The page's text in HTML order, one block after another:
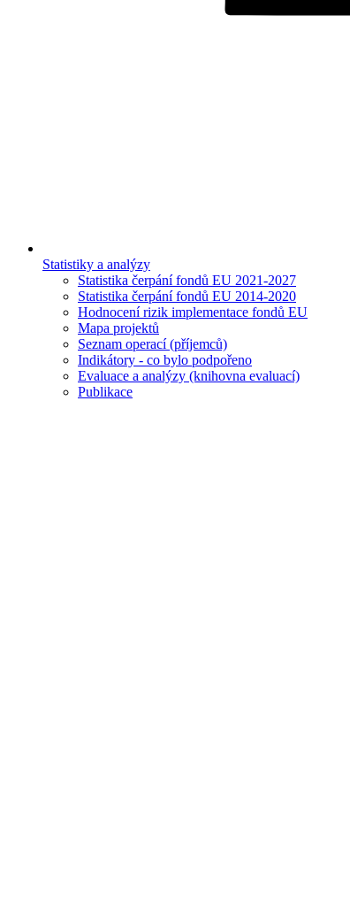
Statistiky a analýzy
Statistika čerpání fondů EU 2021-2027
Statistika čerpání fondů EU 2014-2020
Hodnocení rizik implementace fondů EU
Mapa projektů
Seznam operací (příjemců)
Indikátory - co bylo podpořeno
Evaluace a analýzy (knihovna evaluací)
Publikace